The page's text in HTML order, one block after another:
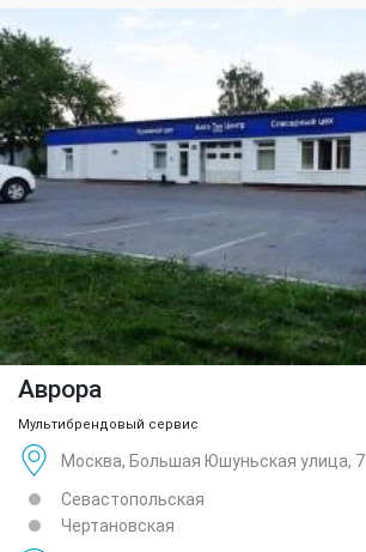
Аврора
Мультибрендовый сервис
Москва, Большая Юшуньская улица, 7
Севастопольская
Чертановская